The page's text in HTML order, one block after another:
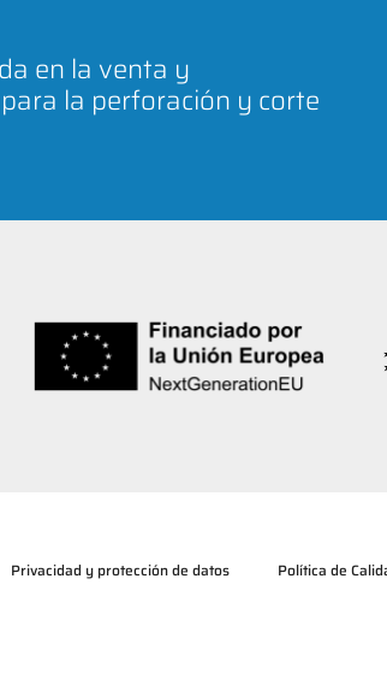
en la venta y
la perforación y corte
Privacidad y protección de datos Política de